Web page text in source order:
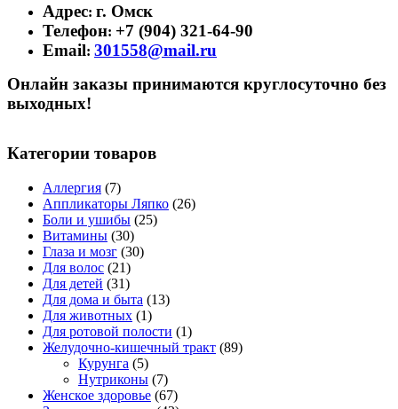
Адрес: г. Омск
Телефон: +7 (904) 321-64-90
Email: 301558@mail.ru
Онлайн заказы принимаются круглосуточно без
выходных!
Категории товаров
Аллергия (7)
Аппликаторы Ляпко (26)
Боли и ушибы (25)
Витамины (30)
Глаза и мозг (30)
Для волос (21)
Для детей (31)
Для дома и быта (13)
Для животных (1)
Для ротовой полости (1)
Желудочно-кишечный тракт (89)
Курунга (5)
Нутриконы (7)
Женское здоровье (67)